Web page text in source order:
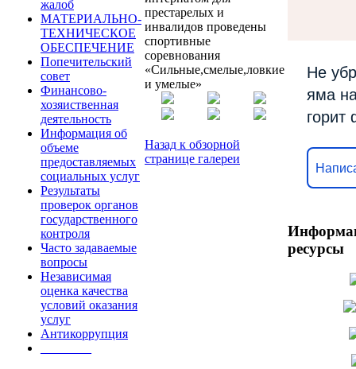
жалоб
МАТЕРИАЛЬНО-
ТЕХНИЧЕСКОЕ
ОБЕСПЕЧЕНИЕ
Попечительский
совет
Финансово-
хозяиственная
деятельность
Информация об
объеме
предоставляемых
социальных услуг
Результаты
проверок органов
государственного
контроля
Часто задаваемые
вопросы
Независимая
оценка качества
условий оказания
услуг
Антикоррупция
престарелых и
инвалидов проведены
спортивные
соревнования
«Сильные,смелые,ловкие
и умелые»
Назад к обзорной
странице галереи
Не
яма
горит
ресурсы